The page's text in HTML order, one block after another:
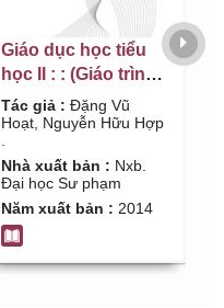
Giáo dục học tiểu
học II : : (Giáo trình
dùng cho đào tạo
Cử nhân Giáo dục
Tiểu học) / Đặng Vũ
Hoạt, Nguyễn Hữu
Hợp . Tập 2
Tác giả : Đặng Vũ
Hoạt, Nguyễn Hữu Hợp
Nhà xuất bản : Nxb.
Đại học Sư phạm
Năm xuất bản : 2014